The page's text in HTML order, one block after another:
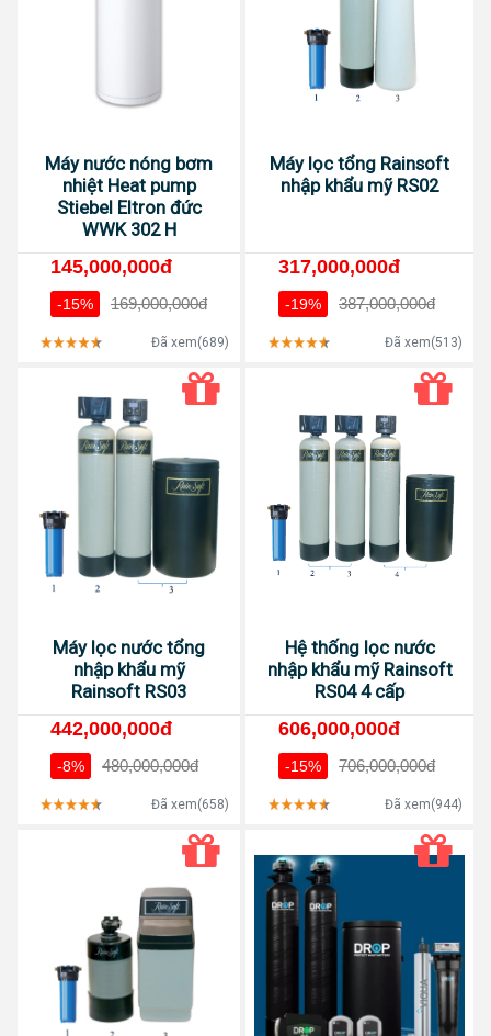
Máy nước nóng bơm
nhiệt Heat pump
Stiebel Eltron đức
WWK 302 H
145,000,000đ
-15% 169,000,000đ
Đã xem(689)
Máy lọc tổng Rainsoft
nhập khẩu mỹ RS02
317,000,000đ
-19% 387,000,000đ
Đã xem(513)
Máy lọc nước tổng
nhập khẩu mỹ
Rainsoft RS03
442,000,000đ
-8% 480,000,000đ
Đã xem(658)
Hệ thống lọc nước
nhập khẩu mỹ Rainsoft
RS04 4 cấp
606,000,000đ
-15% 706,000,000đ
Đã xem(944)